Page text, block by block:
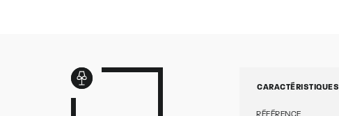
CARACTÉRISTIQUES